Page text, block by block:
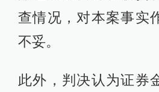
查情况，对本案事实
不妥。
此外，判决认为证券